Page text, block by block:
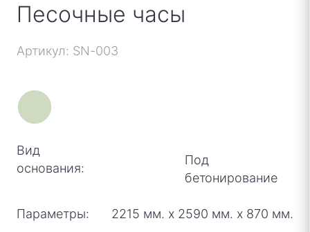
Песочные часы
Артикул: SN-003
Вид
основания:
Под
бетонирование
Параметры: 2215 мм. х 2590 мм. х 870 мм.